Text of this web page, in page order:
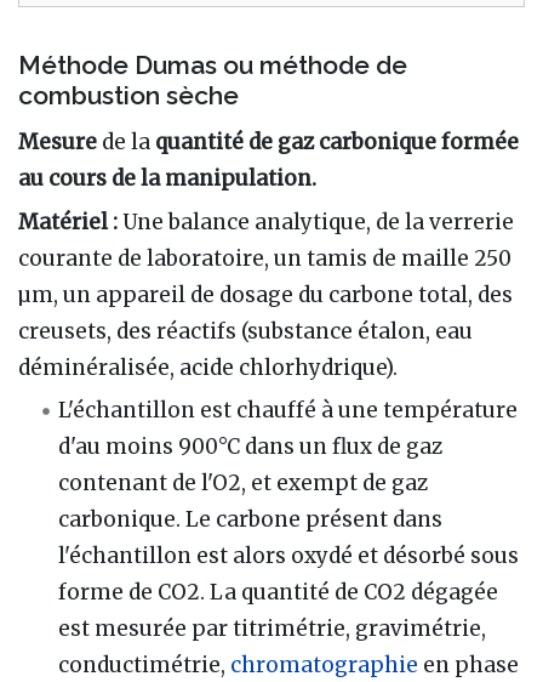
Méthode Dumas ou méthode de
combustion sèche
Mesure de la quantité de gaz carbonique formée
au cours de la manipulation.
Matériel :Une balance analytique, de la verrerie
courante de laboratoire, un tamis de maille 250
µm, un appareil de dosage du carbone total, des
creusets, des réactifs (substance étalon, eau
déminéralisée, acide chlorhydrique).
L'échantillon est chauffé à une température
d'au moins 900°C dans un flux de gaz
contenant de l'O2, et exempt de gaz
carbonique. Le carbone présent dans
l'échantillon est alors oxydé et désorbé sous
forme de CO2. La quantité de CO2 dégagée
est mesurée par titrimétrie, gravimétrie,
conductimétrie, chromatographie en phase